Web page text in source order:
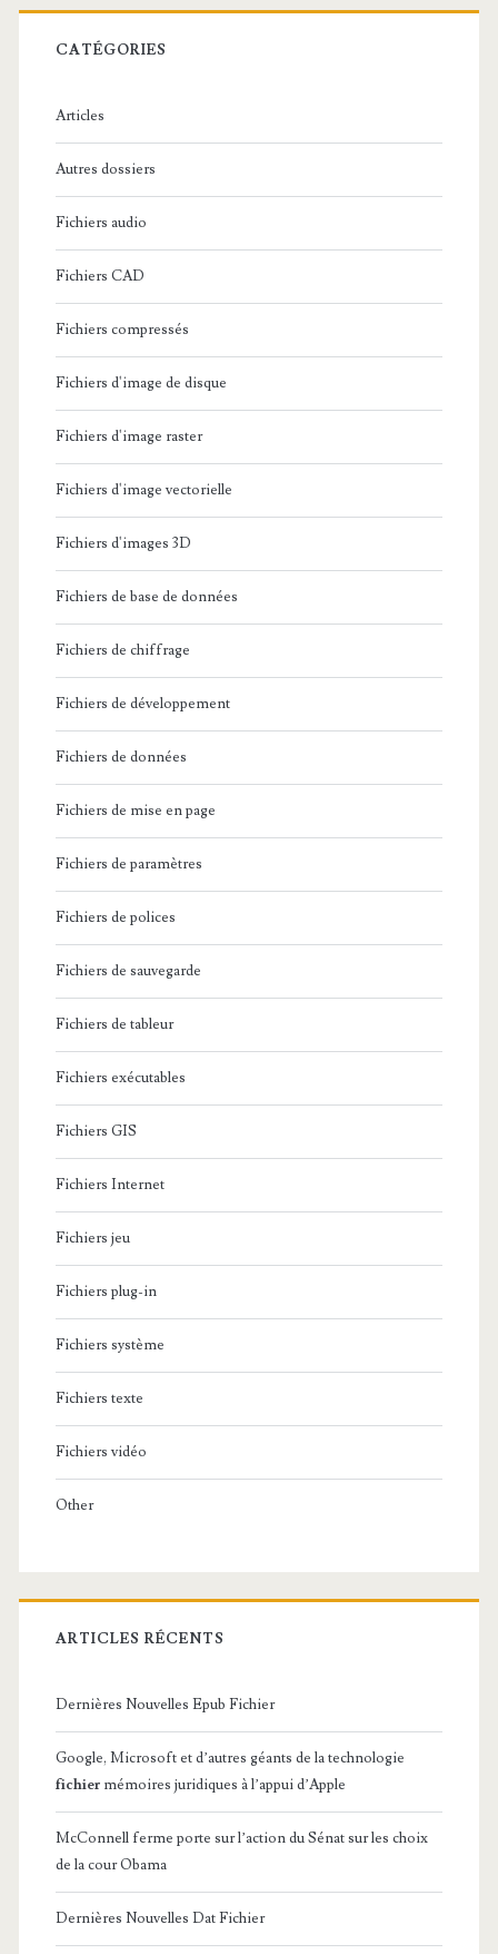
r
c
:
CATÉGORIES
Articles
Autres dossiers
Fichiers audio
Fichiers CAD
Fichiers compressés
Fichiers d'image de disque
Fichiers d'image raster
Fichiers d'image vectorielle
Fichiers d'images 3D
Fichiers de base de données
Fichiers de chiffrage
Fichiers de développement
Fichiers de données
Fichiers de mise en page
Fichiers de paramètres
Fichiers de polices
Fichiers de sauvegarde
Fichiers de tableur
Fichiers exécutables
Fichiers GIS
Fichiers Internet
Fichiers jeu
Fichiers plug-in
Fichiers système
Fichiers texte
Fichiers vidéo
Other
ARTICLES RÉCENTS
Dernières Nouvelles Epub Fichier
Google, Microsoft et d’autres géants de la technologie
fichier mémoires juridiques à l’appui d’Apple
McConnell ferme porte sur l’action du Sénat sur les choix
de la cour Obama
Dernières Nouvelles Dat Fichier